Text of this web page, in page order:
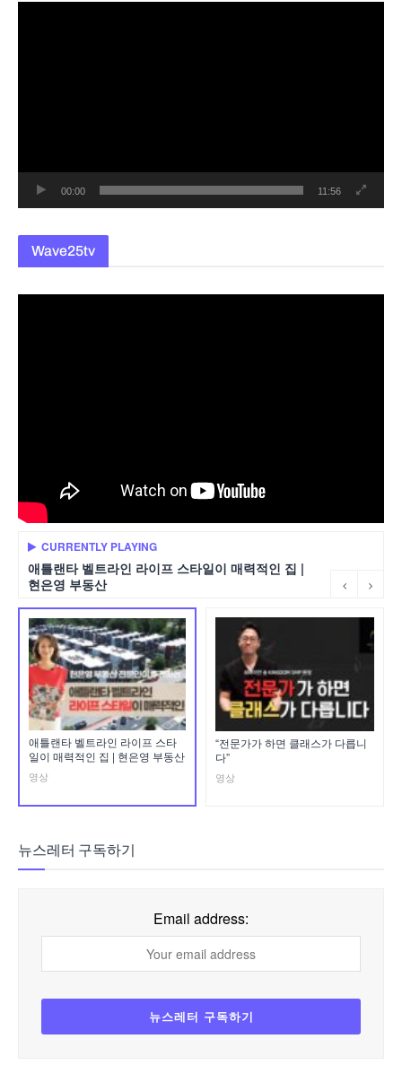
00:00 11:56
Wave25tv
CURRENTLY PLAYING
애틀랜타 벨트라인 라이프 스타일이 매력적인 집 |
현은영 부동산
애틀랜타 벨트라인 라이프 스타
일이 매력적인 집 | 현은영 부동산
영상
“전문가가 하면 클래스가 다릅니
다”
영상
뉴스레터 구독하기
Email address: